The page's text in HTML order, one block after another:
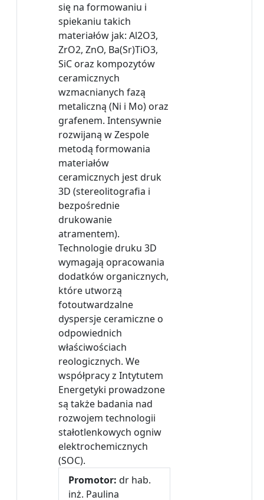
się na formowaniu i
spiekaniu takich
materiałów jak: Al2O3,
ZrO2, ZnO, Ba(Sr)TiO3,
SiC oraz kompozytów
ceramicznych
wzmacnianych fazą
metaliczną (Ni i Mo) oraz
grafenem. Intensywnie
rozwijaną w Zespole
metodą formowania
materiałów
ceramicznych jest druk
3D (stereolitografia i
bezpośrednie
drukowanie
atramentem).
Technologie druku 3D
wymagają opracowania
dodatków organicznych,
które utworzą
fotoutwardzalne
dyspersje ceramiczne o
odpowiednich
właściwościach
reologicznych. We
współpracy z Intytutem
Energetyki prowadzone
są także badania nad
rozwojem technologii
stałotlenkowych ogniw
elektrochemicznych
(SOC).
Promotor: dr hab.
inż. Paulina